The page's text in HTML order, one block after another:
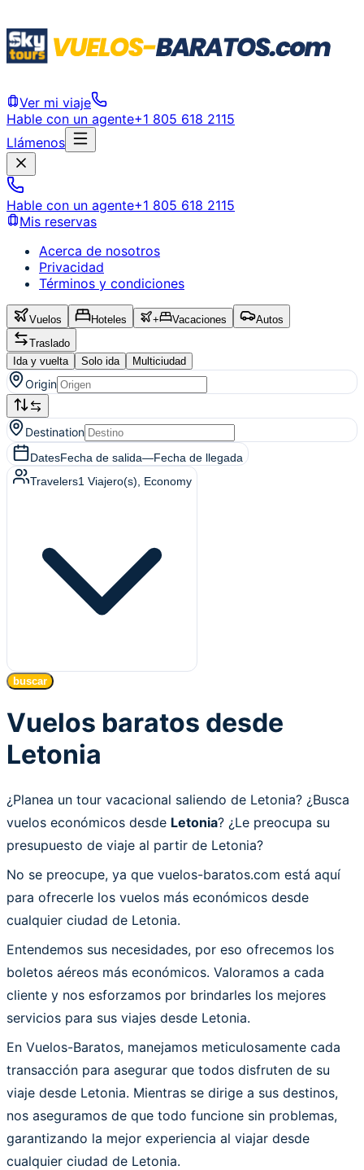
Ver mi viaje
Hable con un agente+1 805 618 2115
Llámenos
Hable con un agente+1 805 618 2115
Mis reservas
Acerca de nosotros
Privacidad
Términos y condiciones
Vuelos Hoteles + Vacaciones
Autos
Traslado
Ida y vuelta
Solo ida Multiciudad
Origin
Destination
DatesFecha de salida—Fecha de llegada
Travelers1 Viajero(s) , Economy
buscar
Vuelos baratos desde
Letonia
¿Planea un tour vacacional saliendo de Letonia? ¿Busca
vuelos económicos desde Letonia? ¿Le preocupa su
presupuesto de viaje al partir de Letonia?
No se preocupe, ya que vuelos-baratos.com está aquí
para ofrecerle los vuelos más económicos desde
cualquier ciudad de Letonia.
Entendemos sus necesidades, por eso ofrecemos los
boletos aéreos más económicos. Valoramos a cada
cliente y nos esforzamos por brindarles los mejores
servicios para sus viajes desde Letonia.
En Vuelos-Baratos, manejamos meticulosamente cada
transacción para asegurar que todos disfruten de su
viaje desde Letonia. Mientras se dirige a sus destinos,
nos aseguramos de que todo funcione sin problemas,
garantizando la mejor experiencia al viajar desde
cualquier ciudad de Letonia.